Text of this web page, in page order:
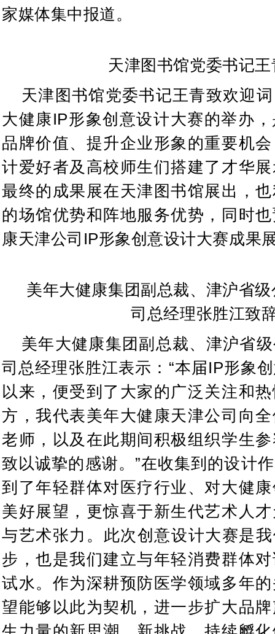
家媒体集中报道。
天津图书馆党委书记
天津图书馆党委书记王青致欢迎
大健康IP形象创意设计大赛的举办
品牌价值、提升企业形象的重要机
计爱好者及高校师生们搭建了才华
最终的成果展在天津图书馆展出，
的场馆优势和阵地服务优势，同时
康天津公司IP形象创意设计大赛成果
美年大健康集团副总裁、津沪省
司总经理张胜江致
美年大健康集团副总裁、津沪省
司总经理张胜江表示：“本届IP形象
以来，便受到了大家的广泛关注和
方，我代表美年大健康天津公司向
老师，以及在此期间积极组织学生
致以诚挚的感谢。”在收集到的设计
到了年轻群体对医疗行业、对大健
美好展望，更惊喜于新生代艺术人
与艺术张力。此次创意设计大赛是
步，也是我们建立与年轻消费群体
试水。作为深耕预防医学领域多年
望能够以此为契机，进一步扩大品